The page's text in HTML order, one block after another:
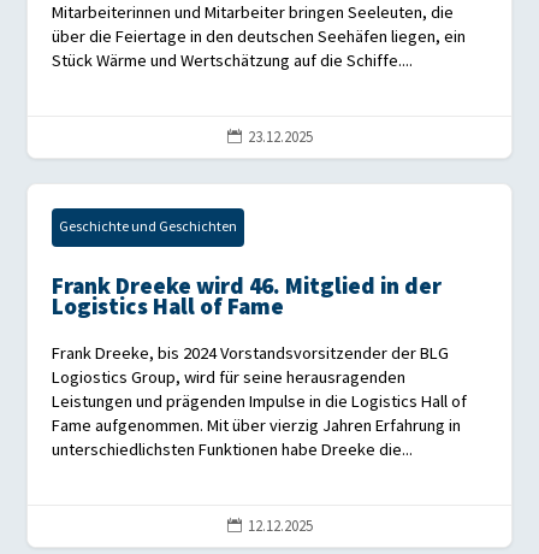
Mitarbeiterinnen und Mitarbeiter bringen Seeleuten, die
über die Feiertage in den deutschen Seehäfen liegen, ein
Stück Wärme und Wertschätzung auf die Schiffe....
 23.12.2025
Geschichte und Geschichten
Frank Dreeke wird 46. Mitglied in der
Logistics Hall of Fame
Frank Dreeke, bis 2024 Vorstandsvorsitzender der BLG
Logiostics Group, wird für seine herausragenden
Leistungen und prägenden Impulse in die Logistics Hall of
Fame aufgenommen. Mit über vierzig Jahren Erfahrung in
unterschiedlichsten Funktionen habe Dreeke die...
 12.12.2025